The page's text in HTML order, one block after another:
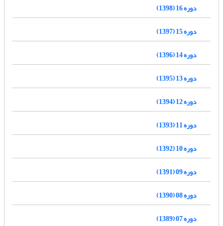
دوره 16 (1398)
دوره 15 (1397)
دوره 14 (1396)
دوره 13 (1395)
دوره 12 (1394)
دوره 11 (1393)
دوره 10 (1392)
دوره 09 (1391)
دوره 08 (1390)
دوره 07 (1389)